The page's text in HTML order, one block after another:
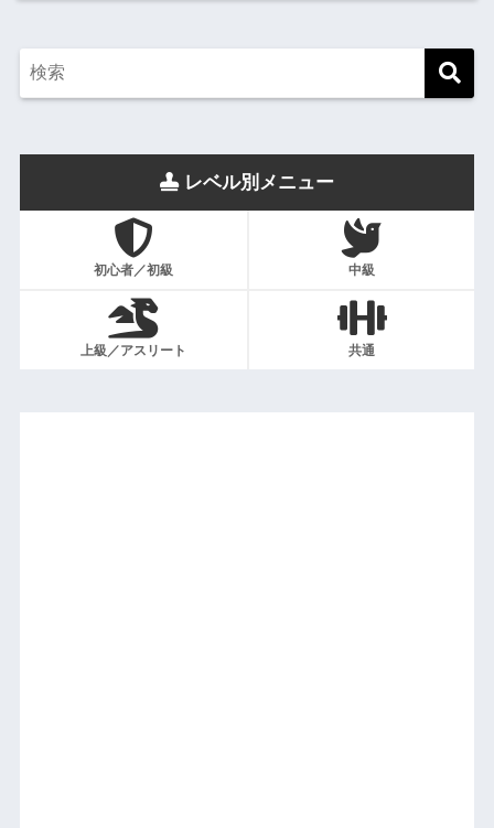
レベル別メニュー
初心者／初級 中級
上級／アスリート 共通